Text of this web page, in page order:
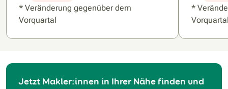
* Veränderung gegenüber dem
Vorquartal
*
Jetzt Makler:innen in Ihrer Nähe finden und